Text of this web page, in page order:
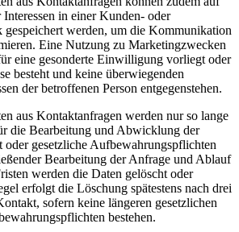
in einer Kunden- oder
gespeichert werden, um die Kommunikation
Eine Nutzung zu Marketingzwecken
eine gesonderte Einwilligung vorliegt oder
besteht und keine überwiegenden
der betroffenen Person entgegenstehen.
aus Kontaktanfragen werden nur so lange
die Bearbeitung und Abwicklung der
gesetzliche Aufbewahrungspflichten
Bearbeitung der Anfrage und Ablauf
werden die Daten gelöscht oder
erfolgt die Löschung spätestens nach drei
sofern keine längeren gesetzlichen
bestehen.